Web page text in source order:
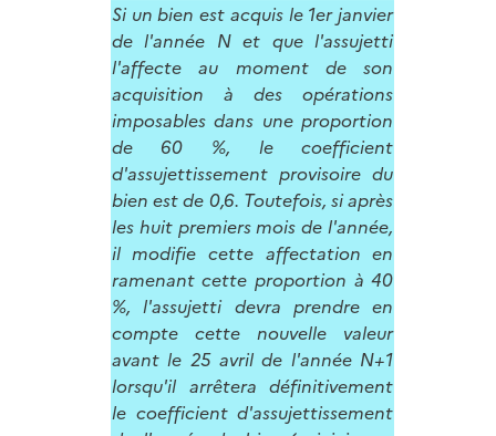
Si un bien est acquis le 1er janvier
de l'année N et que l'assujetti
l'affecte au moment de son
acquisition à des opérations
imposables dans une proportion
de 60 %, le coefficient
d'assujettissement provisoire du
bien est de 0,6. Toutefois, si après
les huit premiers mois de l'année,
il modifie cette affectation en
ramenant cette proportion à 40
%, l'assujetti devra prendre en
compte cette nouvelle valeur
avant le 25 avril de l'année N+1
lorsqu'il arrêtera définitivement
le coefficient d'assujettissement